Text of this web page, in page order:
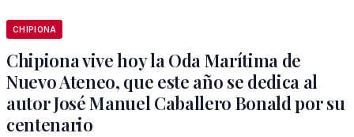
CHIPIONA
Chipiona vive hoy la Oda Marítima de
Nuevo Ateneo, que este año se dedica al
autor José Manuel Caballero Bonald por su
centenario